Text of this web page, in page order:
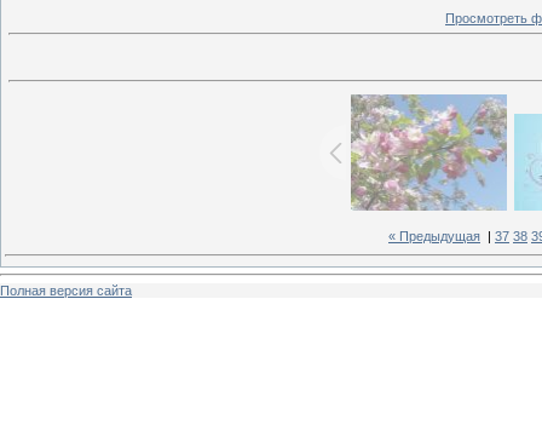
Просмотреть
« Предыдущая 37 38
Полная версия сайта